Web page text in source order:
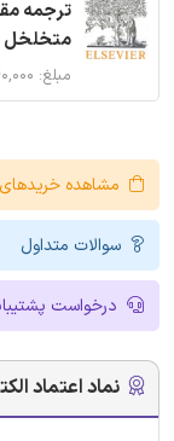
ترجمه
متخلخل
مبلغ: ۱۴۰,۰۰۰ تومان
مشاهده
سوالات متداول
درخواست
نماد اعتماد